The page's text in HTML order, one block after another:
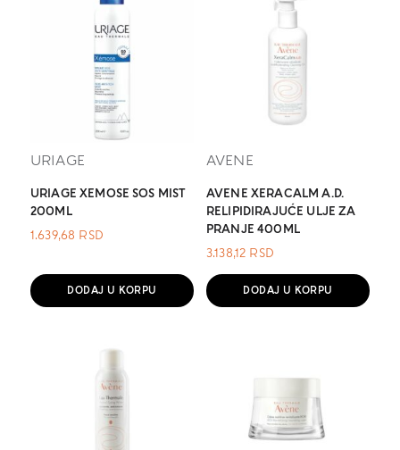
URIAGE
URIAGE XEMOSE SOS MIST
200ML
1.639,68 RSD
DODAJ U KORPU
AVENE
AVENE XERACALM A.D.
RELIPIDIRAJUĆE ULJE ZA
PRANJE 400ML
3.138,12 RSD
DODAJ U KORPU